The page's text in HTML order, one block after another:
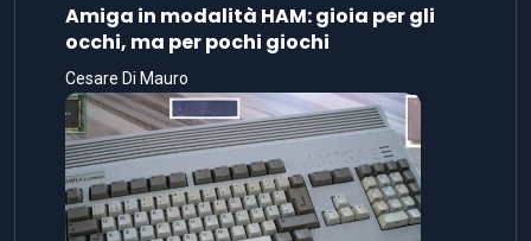
Amiga in modalità HAM: gioia per gli
occhi, ma per pochi giochi
Cesare Di Mauro